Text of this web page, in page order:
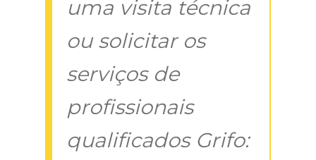
uma visita técnica
ou solicitar os
serviços de
profissionais
qualificados Grifo: